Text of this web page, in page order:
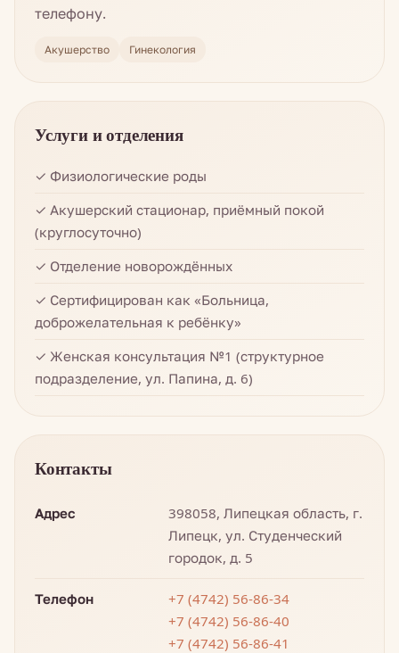
телефону.
Акушерство Гинекология
Услуги и отделения
✓ Физиологические роды
✓ Акушерский стационар, приёмный покой
(круглосуточно)
✓ Отделение новорождённых
✓ Сертифицирован как «Больница,
доброжелательная к ребёнку»
✓ Женская консультация №1 (структурное
подразделение, ул. Папина, д. 6)
Контакты
Адрес
398058, Липецкая область, г.
Липецк, ул. Студенческий
городок, д. 5
Телефон
+7 (4742) 56-86-34
+7 (4742) 56-86-40
+7 (4742) 56-86-41